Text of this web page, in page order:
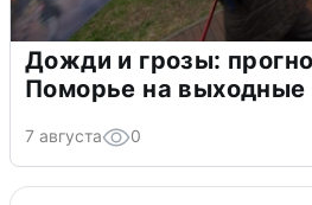
Дожди и грозы:
Поморье на выходные
7 августа 0